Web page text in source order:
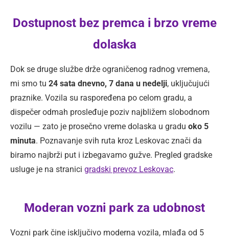
Dostupnost bez premca i brzo vreme
dolaska
Dok se druge službe drže ograničenog radnog vremena,
mi smo tu 24 sata dnevno, 7 dana u nedelji, uključujući
praznike. Vozila su raspoređena po celom gradu, a
dispečer odmah prosleđuje poziv najbližem slobodnom
vozilu — zato je prosečno vreme dolaska u gradu oko 5
minuta. Poznavanje svih ruta kroz Leskovac znači da
biramo najbrži put i izbegavamo gužve. Pregled gradske
usluge je na stranici gradski prevoz Leskovac.
Moderan vozni park za udobnost
Vozni park čine isključivo moderna vozila, mlađa od 5